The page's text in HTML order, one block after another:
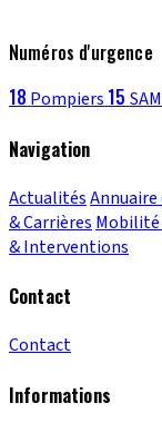
Numéros d'urgence
18 Pompiers 15
Navigation
ActualitésAnnuaire
& Carrières
& Interventions
Contact
Contact
Informations